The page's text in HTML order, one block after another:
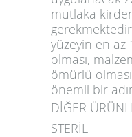
mutlaka kirden
yüzeyin en az
olması,
ömürlü
önemli bir
DİĞER
STERİL